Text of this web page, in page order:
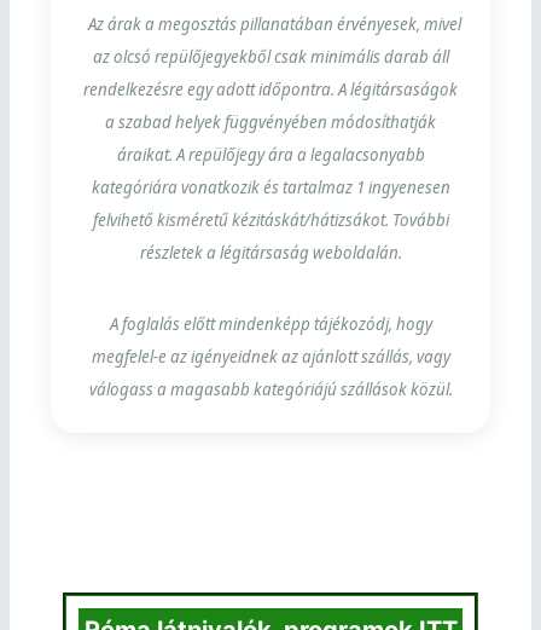
Az árak a megosztás pillanatában érvényesek, mivel
az olcsó repülőjegyekből csak minimális darab áll
rendelkezésre egy adott időpontra. A légitársaságok
a szabad helyek függvényében módosíthatják
áraikat. A repülőjegy ára a legalacsonyabb
kategóriára vonatkozik és tartalmaz 1 ingyenesen
felvihető kisméretű kézitáskát/hátizsákot. További
részletek a légitársaság weboldalán.
A foglalás előtt mindenképp tájékozódj, hogy
megfelel-e az igényeidnek az ajánlott szállás, vagy
válogass a magasabb kategóriájú szállások közül.